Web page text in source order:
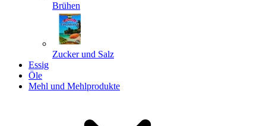
Brühen
Zucker und Salz
Essig
Öle
Mehl und Mehlprodukte